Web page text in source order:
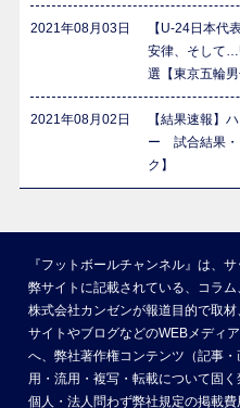
2021年08月03日
【U-24日本代
安律、そして
選【東京五輪男
2021年08月02日
【結果速報
ー 試合結果・
ク】
『フットボールチャンネル』は、
弊サイトに記載されている、コラ
株式会社カンゼンが報道目的で取
サイトやブログなどのWEBメディ
へ、弊社著作権コンテンツ（記事
用・流用・複写・転載について固
個人・法人問わず弊社規定の掲載